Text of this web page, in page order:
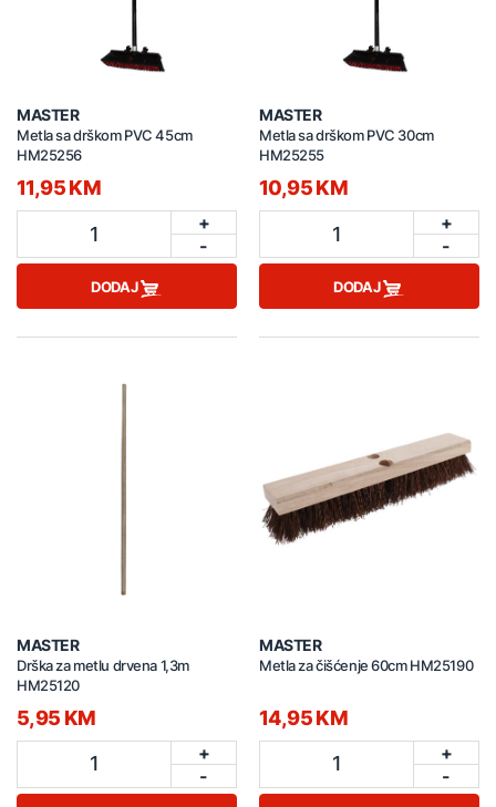
MASTER
Metla sa drškom PVC 45cm
HM25256
11,95 KM
1
+
-
DODAJ
MASTER
Metla sa drškom PVC 30cm
HM25255
10,95 KM
1
+
-
DODAJ
MASTER
Drška za metlu drvena 1,3m
HM25120
5,95 KM
1
+
-
MASTER
Metla za čišćenje 60cm HM25190
14,95 KM
1
+
-